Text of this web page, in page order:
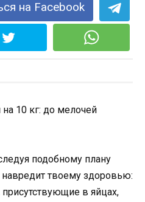
на Facebook
подобному плану
навредит твоему здоровью:
в яйцах,